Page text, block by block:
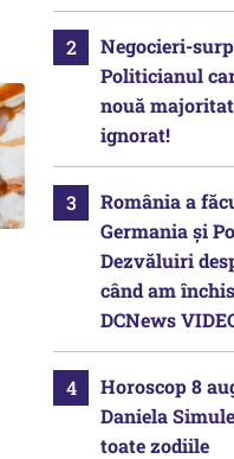
Negocieri-
Politicianul
nouă
ignorat!
România a
Germania și
Dezvăluiri
când am
DCNews
Horoscop 8
Daniela
toate zodiile